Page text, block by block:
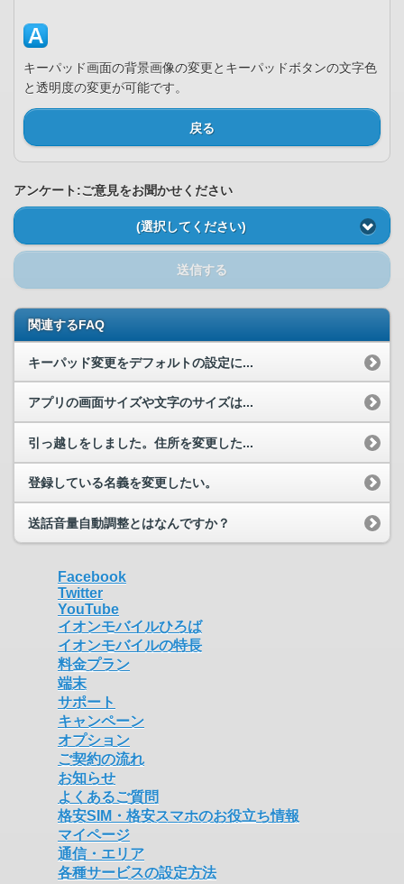
キーパッド画面の背景画像の変更とキーパッドボタンの文字色
と透明度の変更が可能です。
戻る
アンケート:ご意見をお聞かせください
(選択してください)
送信する
関連するFAQ
キーパッド変更をデフォルトの設定に...
アプリの画面サイズや文字のサイズは...
引っ越しをしました。住所を変更した...
登録している名義を変更したい。
送話音量自動調整とはなんですか？
Facebook
Twitter
YouTube
イオンモバイルひろば
イオンモバイルの特長
料金プラン
端末
サポート
キャンペーン
オプション
ご契約の流れ
お知らせ
よくあるご質問
格安SIM・格安スマホのお役立ち情報
マイページ
通信・エリア
各種サービスの設定方法